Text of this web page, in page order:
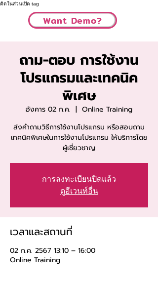
ติดในส่วนเปิด tag
Want Demo?
ถาม-ตอบ การใช้งาน
โปรแกรมและเทคนิค
พิเศษ
อังคาร 02 ก.ค.
  |
Online Training
ส่งคำถามวิธีการใช้งานโปรแกรม หรือสอบถาม
เทคนิคพิเศษในการใช้งานโปรแกรม ให้บริการโดย
ผู้เชี่ยวชาญ
การลงทะเบียนปิดแล้ว
ดูอีเวนท์อื่น
เวลาและสถานที่
02 ก.ค. 2567 13:10 – 16:00
Online Training